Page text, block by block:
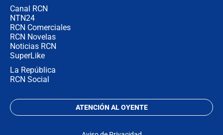
Canal RCN
NTN24
RCN Comerciales
RCN Novelas
Noticias RCN
SuperLike
La República
RCN Social
ATENCIÓN AL OYENTE